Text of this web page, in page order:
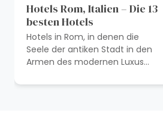
Hotels Rom, Italien – Die 13
besten Hotels
Hotels in Rom, in denen die
Seele der antiken Stadt in den
Armen des modernen Luxus
gemeißelte Verse eines Sonetts.